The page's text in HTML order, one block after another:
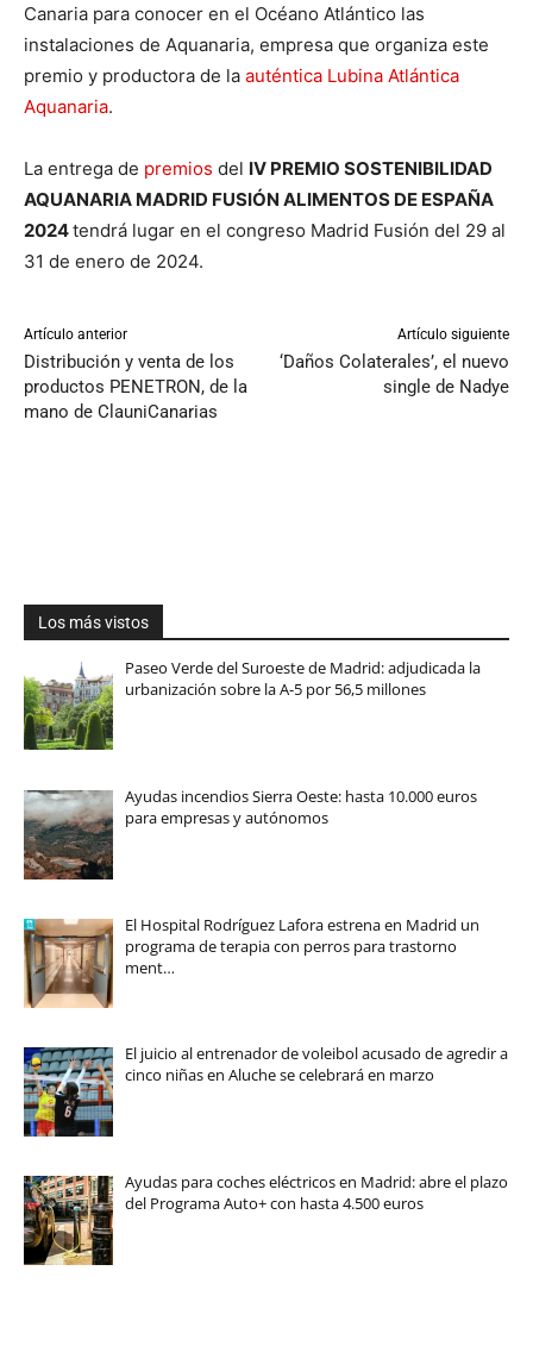
Canaria para conocer en el Océano Atlántico las
instalaciones de Aquanaria, empresa que organiza este
premio y productora de la auténtica Lubina Atlántica
Aquanaria.
La entrega de premios del IV PREMIO SOSTENIBILIDAD
AQUANARIA MADRID FUSIÓN ALIMENTOS DE ESPAÑA
2024tendrá lugar en el congreso Madrid Fusión del 29 al
31 de enero de 2024.
Artículo anterior
Distribución y venta de los
productos PENETRON, de la
mano de ClauniCanarias
Artículo siguiente
‘Daños Colaterales’, el nuevo
single de Nadye
Los más vistos
Paseo Verde del Suroeste de Madrid: adjudicada la
urbanización sobre la A-5 por 56,5 millones
Ayudas incendios Sierra Oeste: hasta 10.000 euros
para empresas y autónomos
El Hospital Rodríguez Lafora estrena en Madrid un
programa de terapia con perros para trastorno
ment…
El juicio al entrenador de voleibol acusado de agredir a
cinco niñas en Aluche se celebrará en marzo
Ayudas para coches eléctricos en Madrid: abre el plazo
del Programa Auto+ con hasta 4.500 euros